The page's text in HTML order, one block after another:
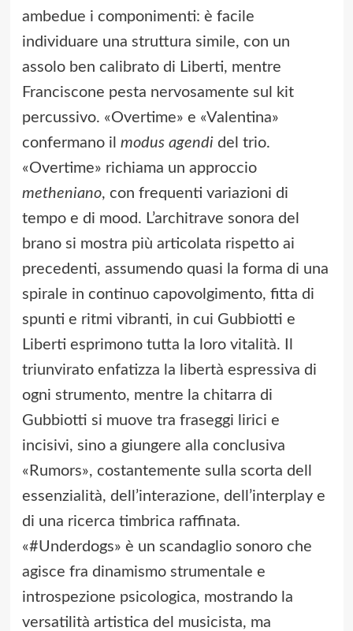
ambedue i componimenti: è facile
individuare una struttura simile, con un
assolo ben calibrato di Liberti, mentre
Franciscone pesta nervosamente sul kit
percussivo. «Overtime» e «Valentina»
confermano il modus agendidel trio.
«Overtime» richiama un approccio
metheniano, con frequenti variazioni di
tempo e di mood. L’architrave sonora del
brano si mostra più articolata rispetto ai
precedenti, assumendo quasi la forma di una
spirale in continuo capovolgimento, fitta di
spunti e ritmi vibranti, in cui Gubbiotti e
Liberti esprimono tutta la loro vitalità. Il
triunvirato enfatizza la libertà espressiva di
ogni strumento, mentre la chitarra di
Gubbiotti si muove tra fraseggi lirici e
incisivi, sino a giungere alla conclusiva
«Rumors», costantemente sulla scorta dell
essenzialità, dell’interazione, dell’interplay e
di una ricerca timbrica raffinata.
«#Underdogs» è un scandaglio sonoro che
agisce fra dinamismo strumentale e
introspezione psicologica, mostrando la
versatilità artistica del musicista, ma